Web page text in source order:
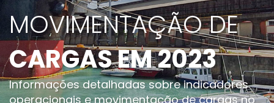
MOVIMENTAÇÃO DE
CARGAS EM 2023
Informações detalhadas sobre indicadores
operacionais e movimentação de cargas no